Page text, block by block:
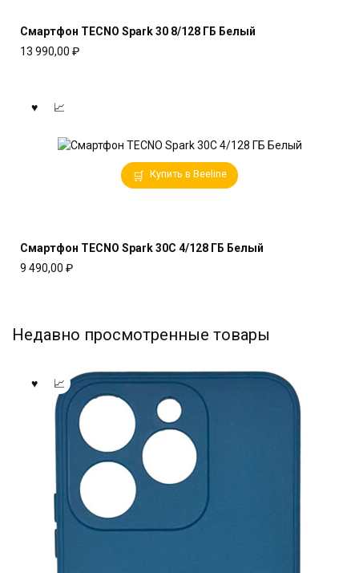
Смартфон TECNO Spark 30 8/128 ГБ Белый
13 990,00 ₽
Купить в Beeline
Смартфон TECNO Spark 30C 4/128 ГБ Белый
9 490,00 ₽
Недавно просмотренные товары